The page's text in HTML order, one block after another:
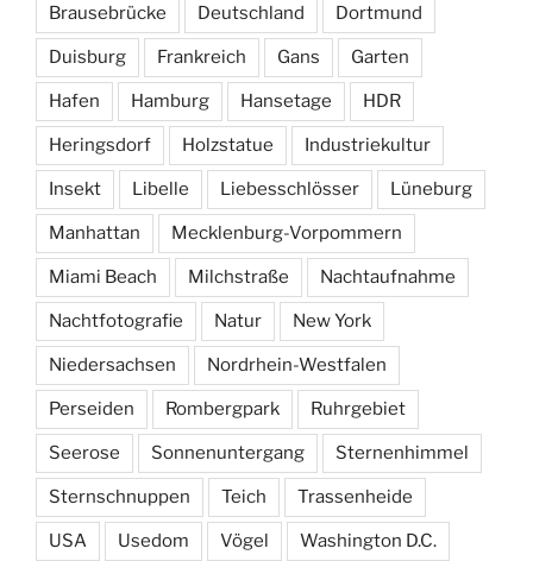
Brausebrücke Deutschland Dortmund
Duisburg Frankreich Gans Garten
Hafen Hamburg Hansetage HDR
Heringsdorf Holzstatue Industriekultur
Insekt Libelle Liebesschlösser Lüneburg
Manhattan Mecklenburg-Vorpommern
Miami Beach Milchstraße Nachtaufnahme
Nachtfotografie Natur New York
Niedersachsen Nordrhein-Westfalen
Perseiden Rombergpark Ruhrgebiet
Seerose Sonnenuntergang Sternenhimmel
Sternschnuppen Teich Trassenheide
USA Usedom Vögel Washington D.C.